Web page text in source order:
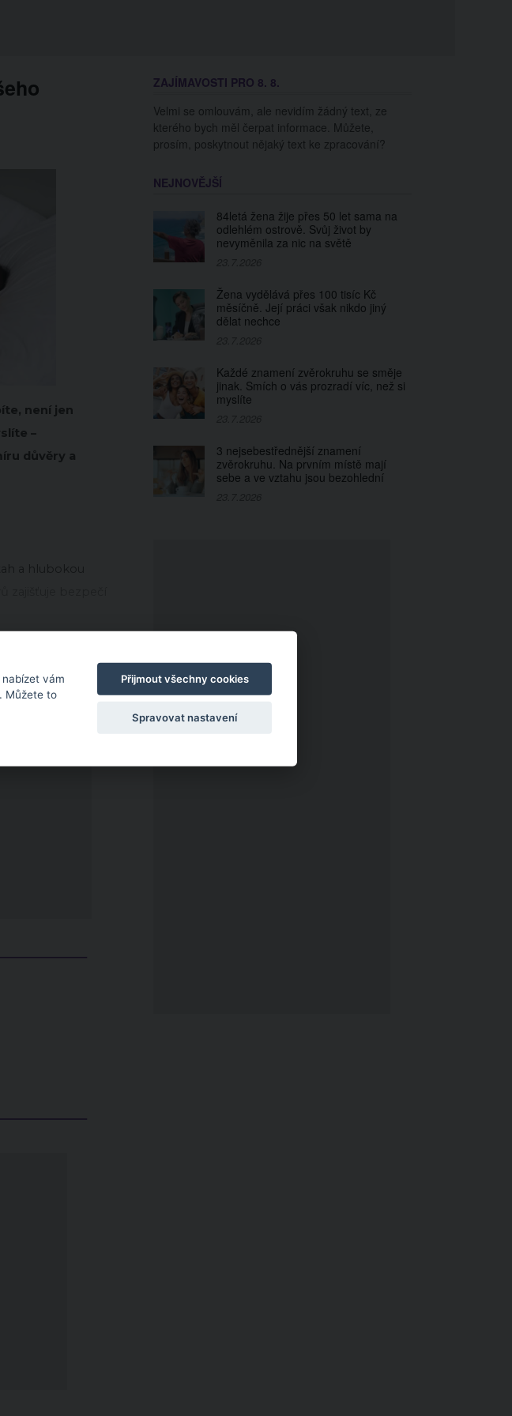
není jen
–
důvěry a
a hlubokou
ZAJÍMAVOSTI PRO 8. 8.
Velmi se omlouvám, ale nevidím žádný text, ze
kterého bych měl čerpat informace. Můžete,
prosím, poskytnout nějaký text ke zpracování?
NEJNOVĚJŠÍ
84letá žena žije přes 50 let sama na
odlehlém ostrově. Svůj život by
nevyměnila za nic na světě
Žena vydělává přes 100 tisíc Kč
měsíčně. Její práci však nikdo jiný
dělat nechce
Každé znamení zvěrokruhu se směje
jinak. Smích o vás prozradí víc, než si
myslíte
3 nejsebestřednější znamení
zvěrokruhu. Na prvním místě mají
sebe a ve vztahu jsou bezohlední
vám
Můžete to
Přijmout všechny cookies
Spravovat nastavení